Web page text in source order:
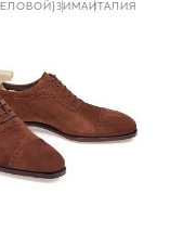
ЗИМА ИТАЛИЯ